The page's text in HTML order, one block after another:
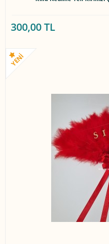
300,00 TL